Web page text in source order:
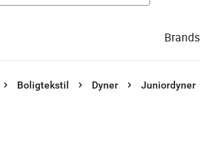
Brands
Boligtekstil Dyner Juniordyner